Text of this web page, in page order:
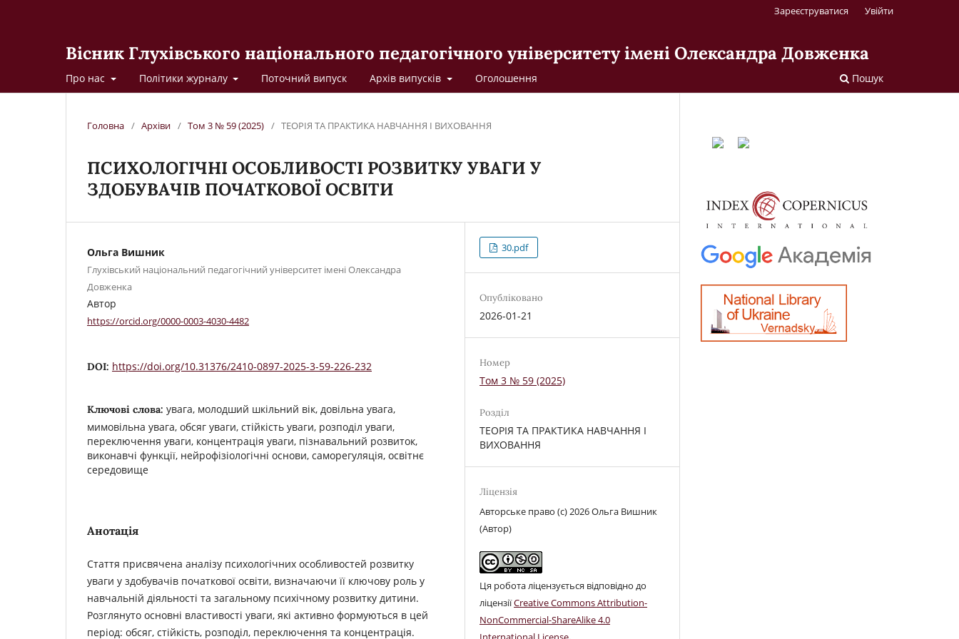
Вісник Глухівського національного педагогічного університету імені Олександра Довженка
Про нас Політики журналу Поточний випуск Архів випусків Оголошення Пошук
Зареєструватися Увійти
Головна / Архіви / Том 3 № 59 (2025) / ТЕОРІЯ ТА ПРАКТИКА НАВЧАННЯ І ВИХОВАННЯ
ПСИХОЛОГІЧНІ ОСОБЛИВОСТІ РОЗВИТКУ УВАГИ У
ЗДОБУВАЧІВ ПОЧАТКОВОЇ ОСВІТИ
Ольга Вишник
Глухівський національний педагогічний університет імені Олександра
Довженка
Автор
https://orcid.org/0000-0003-4030-4482
DOI: https://doi.org/10.31376/2410-0897-2025-3-59-226-232
Ключові слова: увага, молодший шкільний вік, довільна увага,
мимовільна увага, обсяг уваги, стійкість уваги, розподіл уваги,
переключення уваги, концентрація уваги, пізнавальний розвиток,
виконавчі функції, нейрофізіологічні основи, саморегуляція, освітнє
середовище
Анотація
Стаття присвячена аналізу психологічних особливостей розвитку
уваги у здобувачів початкової освіти, визначаючи її ключову роль у
навчальній діяльності та загальному психічному розвитку дитини.
Розглянуто основні властивості уваги, які активно формуються в цей
період: обсяг, стійкість, розподіл, переключення та концентрація.
30.pdf
Опубліковано
2026-01-21
Номер
Том 3 № 59 (2025)
Розділ
ТЕОРІЯ ТА ПРАКТИКА НАВЧАННЯ І
ВИХОВАННЯ
Ліцензія
Авторське право (c) 2026 Ольга Вишник
(Автор)
Ця робота ліцензується відповідно до
ліцензіїCreative Commons Attribution-
NonCommercial-ShareAlike 4.0